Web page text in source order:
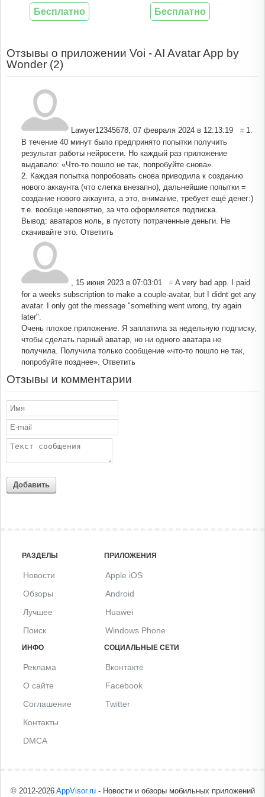
Бесплатно Бесплатно
Отзывы о приложении Voi - AI Avatar App by
Wonder (2)
Lawyer12345678 07 февраля 2024 в 12:13:19 # 1.
В течение 40 минут было предпринято попытки получить
результат работы нейросети. Но каждый раз приложение
выдавало: «Что-то пошло не так, попробуйте снова».
2. Каждая попытка попробовать снова приводила к созданию
нового аккаунта (что слегка внезапно), дальнейшие попытки =
создание нового аккаунта, а это, внимание, требует ещё денег:)
т.е. вообще непонятно, за что оформляется подписка.
Вывод: аватаров ноль, в пустоту потраченные деньги. Не
скачивайте это. Ответить
15 июня 2023 в 07:03:01 # A very bad app. I paid
for a weeks subscription to make a couple-avatar, but I didnt get any
avatar. I only got the message "something went wrong, try again
later".
Очень плохое приложение. Я заплатила за недельную подписку,
чтобы сделать парный аватар, но ни одного аватара не
получила. Получила только сообщение «что-то пошло не так,
попробуйте позднее». Ответить
Отзывы и комментарии
Добавить
РАЗДЕЛЫ
Новости
Обзоры
Лучшее
Поиск
ПРИЛОЖЕНИЯ
Apple iOS
Android
Huawei
Windows Phone
ИНФО
Реклама
О сайте
Соглашение
Контакты
DMCA
СОЦИАЛЬНЫЕ СЕТИ
Вконтакте
Facebook
Twitter
© 2012-2026 AppVisor.ru- Новости и обзоры мобильных приложений